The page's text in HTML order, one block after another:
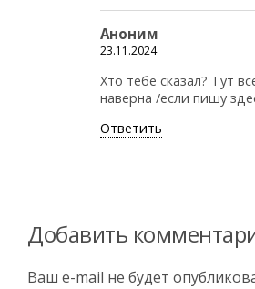
Аноним
23.11.2024
Хто тебе сказал? Тут
наверна /если пишу
Ответить
Добавить
Ваш e-mail не будет